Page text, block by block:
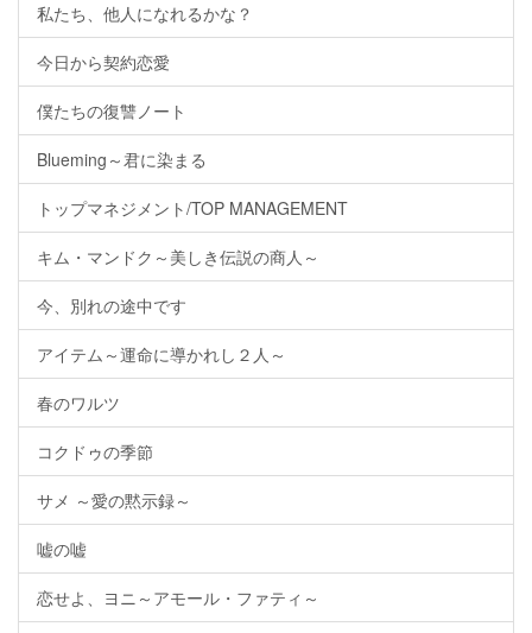
私たち、他人になれるかな？
今日から契約恋愛
僕たちの復讐ノート
Blueming～君に染まる
トップマネジメント/TOP MANAGEMENT
キム・マンドク～美しき伝説の商人～
今、別れの途中です
アイテム～運命に導かれし２人～
春のワルツ
コクドゥの季節
サメ ～愛の黙示録～
嘘の嘘
恋せよ、ヨニ～アモール・ファティ～